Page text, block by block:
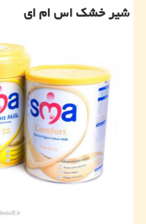
شیر خشك اس ام ای